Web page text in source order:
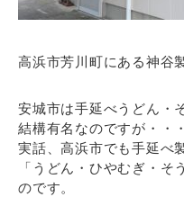
高浜市芳川町にある神谷
安城市は手延べうどん・
結構有名なのですが・・
実話、高浜市でも手延べ
「うどん・ひやむぎ・そ
のです。